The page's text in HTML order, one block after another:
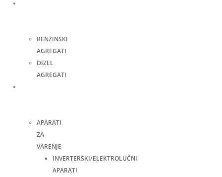
BENZINSKI
AGREGATI
DIZEL
AGREGATI
APARATI
ZA
VARENJE
INVERTERSKI/ELEKTROLUČNI
APARATI